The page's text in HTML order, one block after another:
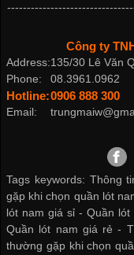
Công ty
Address:135/30 Lê Văn
Phone:
08.3961.0962
Hotline:0906 888 300
Email:
Tags keywords: Thông
gặp khi chọn quần lót
lót nam giá sỉ - Quần lót
Quần lót nam giá rẻ -
thường gặp khi chọn